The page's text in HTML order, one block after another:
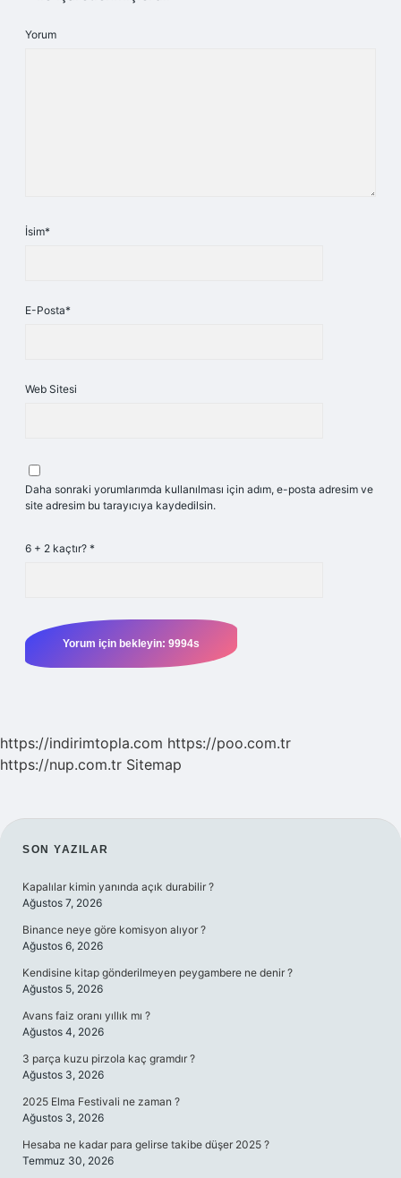
Yorum
İsim*
E-Posta*
Web Sitesi
Daha sonraki yorumlarımda kullanılması için adım, e-posta adresim ve
site adresim bu tarayıcıya kaydedilsin.
6 + 2 kaçtır? *
https://indirimtopla.com https://poo.com.tr
https://nup.com.tr Sitemap
SIDEBAR
SON YAZILAR
Kapalılar kimin yanında açık durabilir ?
Ağustos 7, 2026
Binance neye göre komisyon alıyor ?
Ağustos 6, 2026
Kendisine kitap gönderilmeyen peygambere ne denir ?
Ağustos 5, 2026
Avans faiz oranı yıllık mı ?
Ağustos 4, 2026
3 parça kuzu pirzola kaç gramdır ?
Ağustos 3, 2026
2025 Elma Festivali ne zaman ?
Ağustos 3, 2026
Hesaba ne kadar para gelirse takibe düşer 2025 ?
Temmuz 30, 2026